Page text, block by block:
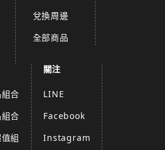
兌換周邊
全部商品
合
合
組
關注
LINE
Facebook
Instagram